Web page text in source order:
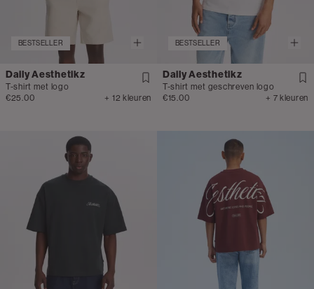
BESTSELLER
Daily Aesthetikz
T-shirt met logo
€25.00
+ 12 kleuren
BESTSELLER
Daily Aesthetikz
T-shirt met geschreven logo
€15.00
+ 7 kleuren